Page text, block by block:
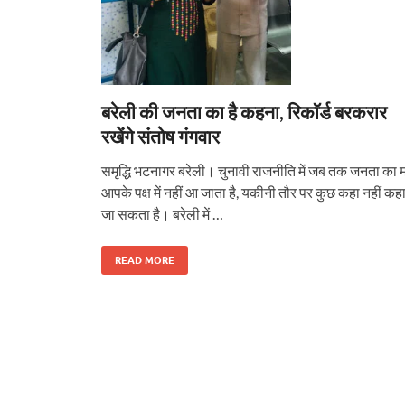
बरेली की जनता का है कहना, रिकाॅर्ड बरकरार
रखेंगे संतोष गंगवार
समृद्धि भटनागर बरेली। चुनावी राजनीति में जब तक जनता का
आपके पक्ष में नहीं आ जाता है, यकीनी तौर पर कुछ कहा नहीं कहा
जा सकता है। बरेली में …
READ MORE